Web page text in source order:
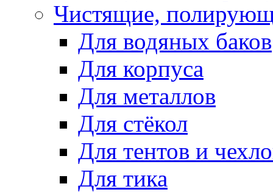
Чистящие,
Для водяных баков
Для корпуса
Для металлов
Для стёкол
Для тентов и
Для тика